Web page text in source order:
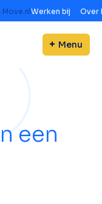
Move.nlWerken bij Over
Menu
een